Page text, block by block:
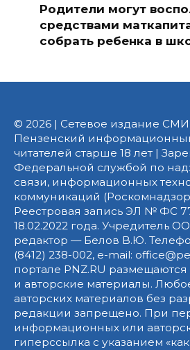
Родители могут
средствами
собрать ребенка в
© 2026 | Сетевое издание СМИ
Пензенский
читателей старше 18 лет |
Федеральной службой по
связи, информационных
коммуникаций
Реестровая запись ЭЛ № ФС
18.02.2022 года. Учредитель
редактор — Белов В.Ю.
(8412) 238-002, e-mail:
портале PNZ.RU
и авторские материалы.
авторских материалов без
редакции запрещено. При
информационных или
гиперссылка с указанием